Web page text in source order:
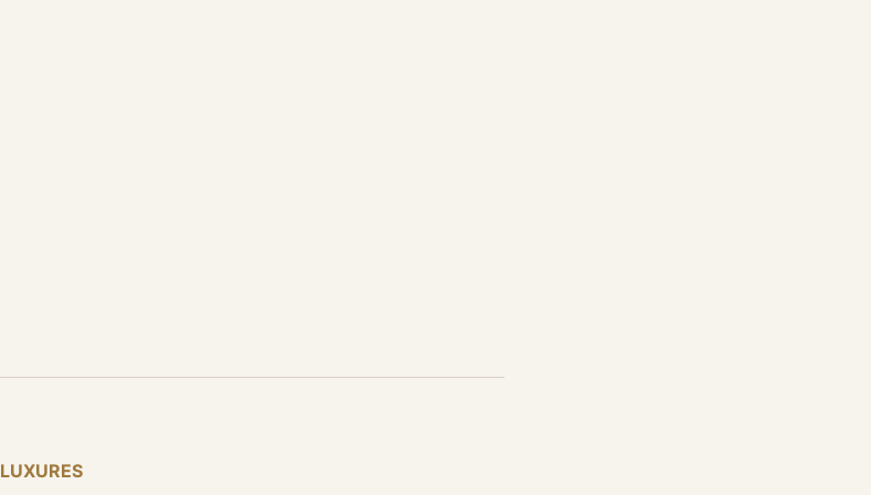
LUXURES